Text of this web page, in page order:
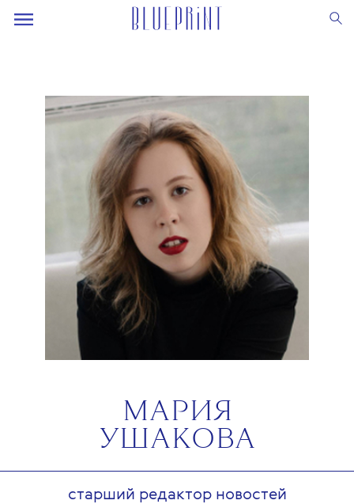
МАРИЯ
УШАКОВА
старший редактор новостей